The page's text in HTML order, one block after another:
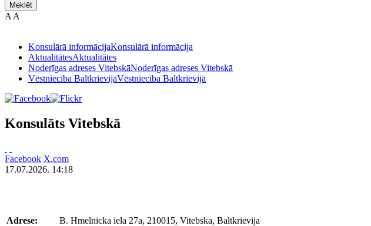
Meklēt
A A
Konsulārā informācijaKonsulārā informācija
AktualitātesAktualitātes
Noderīgas adreses VitebskāNoderīgas adreses Vitebskā
Vēstniecība BaltkrievijāVēstniecība Baltkrievijā
Konsulāts Vitebskā
Facebook X.com
17.07.2026. 14:18
Adrese: B. Hmelnicka iela 27a, 210015, Vitebska, Baltkrievija